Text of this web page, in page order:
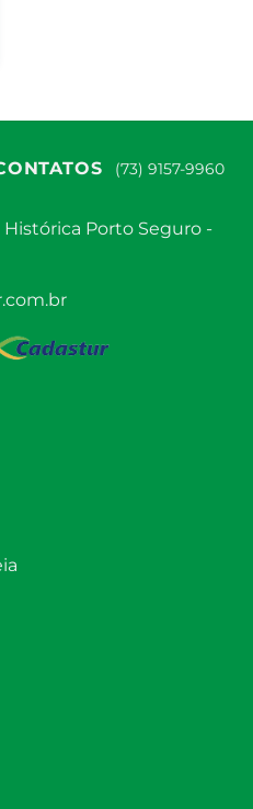
(73) 9157-9960
Histórica Porto Seguro -